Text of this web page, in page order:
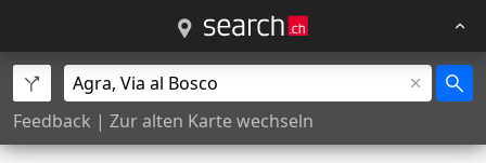
Feedback | Zur alten Karte wechseln